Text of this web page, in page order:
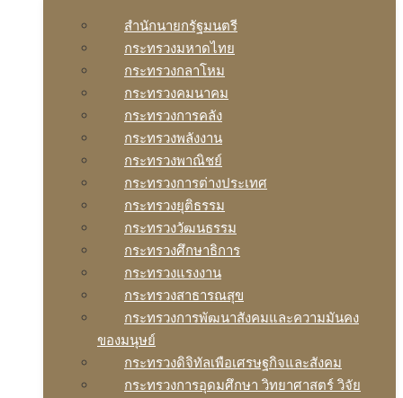
สํานักนายกรัฐมนตรี
กระทรวงมหาดไทย
กระทรวงกลาโหม
กระทรวงคมนาคม
กระทรวงการคลัง
กระทรวงพลังงาน
กระทรวงพาณิชย์
กระทรวงการต่างประเทศ
กระทรวงยุติธรรม
กระทรวงวัฒนธรรม
กระทรวงศึกษาธิการ
กระทรวงแรงงาน
กระทรวงสาธารณสุข
กระทรวงการพัฒนาสังคมและความมันคง
ของมนุษย์
กระทรวงดิจิทัลเพือเศรษฐกิจและสังคม
กระทรวงการอุดมศึกษา วิทยาศาสตร์ วิจัย